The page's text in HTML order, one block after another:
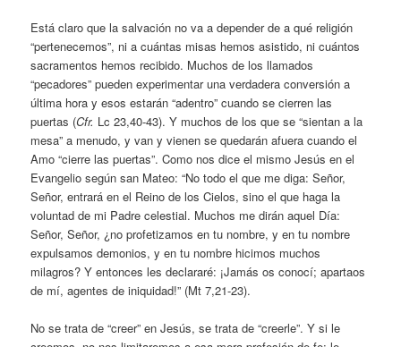
Está claro que la salvación no va a depender de a qué religión
“pertenecemos”, ni a cuántas misas hemos asistido, ni cuántos
sacramentos hemos recibido. Muchos de los llamados
“pecadores” pueden experimentar una verdadera conversión a
última hora y esos estarán “adentro” cuando se cierren las
puertas (Cfr. Lc 23,40-43). Y muchos de los que se “sientan a la
mesa” a menudo, y van y vienen se quedarán afuera cuando el
Amo “cierre las puertas”. Como nos dice el mismo Jesús en el
Evangelio según san Mateo: “No todo el que me diga: Señor,
Señor, entrará en el Reino de los Cielos, sino el que haga la
voluntad de mi Padre celestial. Muchos me dirán aquel Día:
Señor, Señor, ¿no profetizamos en tu nombre, y en tu nombre
expulsamos demonios, y en tu nombre hicimos muchos
milagros? Y entonces les declararé: ¡Jamás os conocí; apartaos
de mí, agentes de iniquidad!” (Mt 7,21-23).
No se trata de “creer” en Jesús, se trata de “creerle”. Y si le